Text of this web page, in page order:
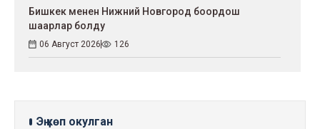
Бишкек менен Нижний Новгород боордош
шаарлар болду
06 Август 2026 126
Эң көп окулган